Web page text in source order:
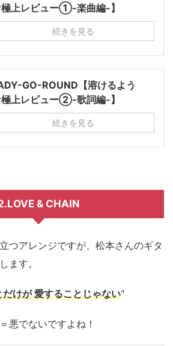
上レビュー①-楽曲編-】
続きを見る
GO-ROUND【溶けるよう
上レビュー②-歌詞編-】
続きを見る
& CHAIN
つアレンジですが、松本さんのギタ
ます。
けが 愛することじゃない"
悪でないですよね！